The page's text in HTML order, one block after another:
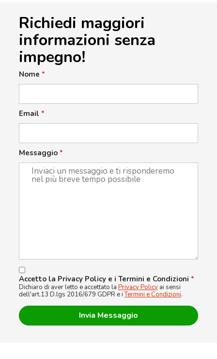
Richiedi maggiori
informazioni senza
impegno!
Nome *
Email *
Messaggio *
Accetto la Privacy Policy e i Termini e Condizioni *
Dichiaro di aver letto e accettato la Privacy Policy ai sensi
dell'art.13 D.lgs 2016/679 GDPR e iTermini e Condizioni.